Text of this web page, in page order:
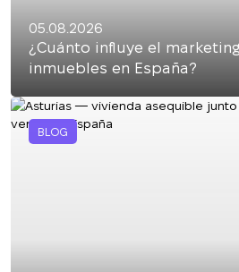
05.08.2026
¿Cuánto influye el
inmuebles en España?
BLOG